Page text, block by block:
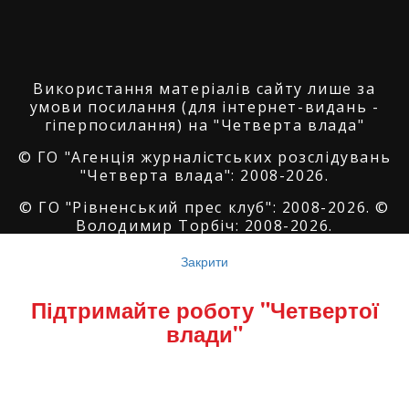
Використання матеріалів сайту лише за
умови посилання (для інтернет-видань -
гіперпосилання) на "Четверта влада"
© ГО "Агенція журналістських розслідувань
"Четверта влада": 2008-2026.
© ГО "Рівненський прес клуб": 2008-2026. ©
Володимир Торбіч: 2008-2026.
SoftGroup
Reserved
Закрити
Підтримайте роботу "Четвертої
влади"